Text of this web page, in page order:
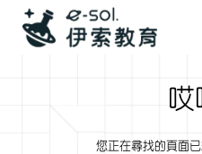
哎
您正在尋找的頁面
您的購物車
繼